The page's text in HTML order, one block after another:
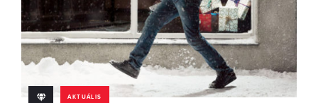
AKTUÁLIS